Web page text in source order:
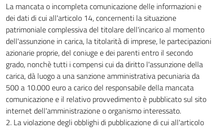
La mancata o incompleta comunicazione delle informazioni e
dei dati di cui all'articolo 14, concernenti la situazione
patrimoniale complessiva del titolare dell'incarico al momento
dell'assunzione in carica, la titolarità di imprese, le partecipazioni
azionarie proprie, del coniuge e dei parenti entro il secondo
grado, nonchè tutti i compensi cui da diritto l'assunzione della
carica, dà luogo a una sanzione amministrativa pecuniaria da
500 a 10.000 euro a carico del responsabile della mancata
comunicazione e il relativo provvedimento è pubblicato sul sito
internet dell'amministrazione o organismo interessato.
2. La violazione degli obblighi di pubblicazione di cui all'articolo